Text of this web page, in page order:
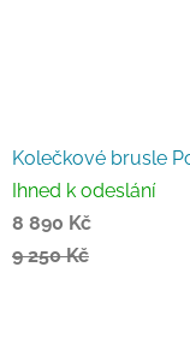
Kolečkové brusle
Ihned k odeslání
8 890 Kč
9 250 Kč